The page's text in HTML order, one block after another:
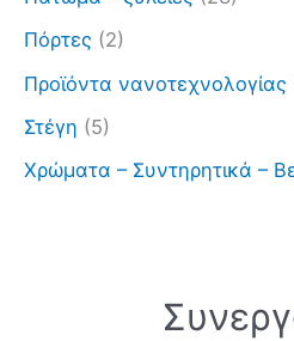
Πόρτες (2)
Προϊόντα νανοτεχνολογίας
Στέγη (5)
Χρώματα – Συντηρητικά –